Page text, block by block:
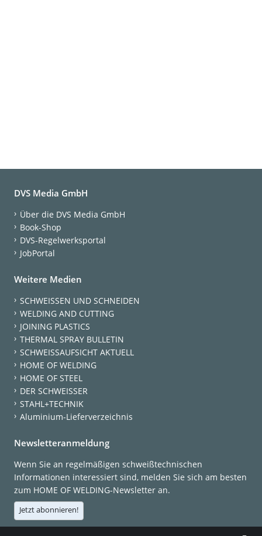
DVS Media GmbH
Über die DVS Media GmbH
Book-Shop
DVS-Regelwerksportal
JobPortal
Weitere Medien
SCHWEISSEN UND SCHNEIDEN
WELDING AND CUTTING
JOINING PLASTICS
THERMAL SPRAY BULLETIN
SCHWEISSAUFSICHT AKTUELL
HOME OF WELDING
HOME OF STEEL
DER SCHWEISSER
STAHL+TECHNIK
Aluminium-Lieferverzeichnis
Newsletteranmeldung
Wenn Sie an regelmäßigen schweißtechnischen
Informationen interessiert sind, melden Sie sich am besten
zum HOME OF WELDING-Newsletter an.
Jetzt abonnieren!